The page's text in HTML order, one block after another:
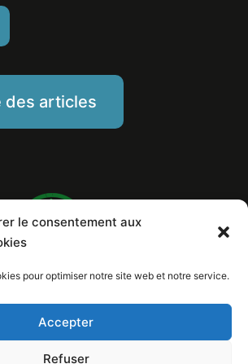
le consentement aux
pour optimiser notre site web et notre service.
Accepter
Refuser
des articles
de cookies
260 146 00029
poil dans mes pattes! / Design et conception internet: